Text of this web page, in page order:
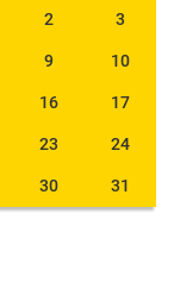
2 3
9 10
16 17
23 24
30 31